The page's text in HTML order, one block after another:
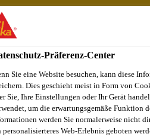
auf Beton Antistatische
Präferenz-Center
Sie eine Website besuchen, kann diese
Dies geschieht meist in Form von
Sie, Ihre Einstellungen oder Ihr Gerät
um die erwartungsgemäße Funktion
werden Sie normalerweise nicht
personalisierteres Web-Erlebnis geboten